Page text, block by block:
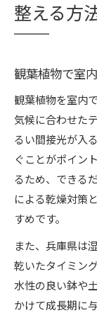
整える方
観葉植物で室
観葉植物を室内
気候に合わせた
るい間接光が入
ぐことがポイン
るため、できる
による乾燥対策
すめです。
また、兵庫県は
乾いたタイミン
水性の良い鉢や
かけて成長期に